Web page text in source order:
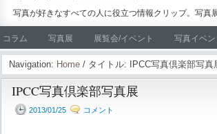
写真が好きなすべての人に役立つ情報クリップ。写真
コラム 写真展 展覧会/イベント 写真イベン
Navigation: Home / タイトル: IPCC写真倶楽部写真
IPCC写真倶楽部写真展
2013/01/25 コメント